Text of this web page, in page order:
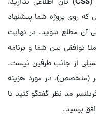
که روی پروژه شما پیشنهاد
آن مطلع شوید. در نهایت
توافقی بین شما و برنامه
از جانب طرفین نیست.
(متخصص)، در مورد هزینه
مد نظر گفتگو کنید تا